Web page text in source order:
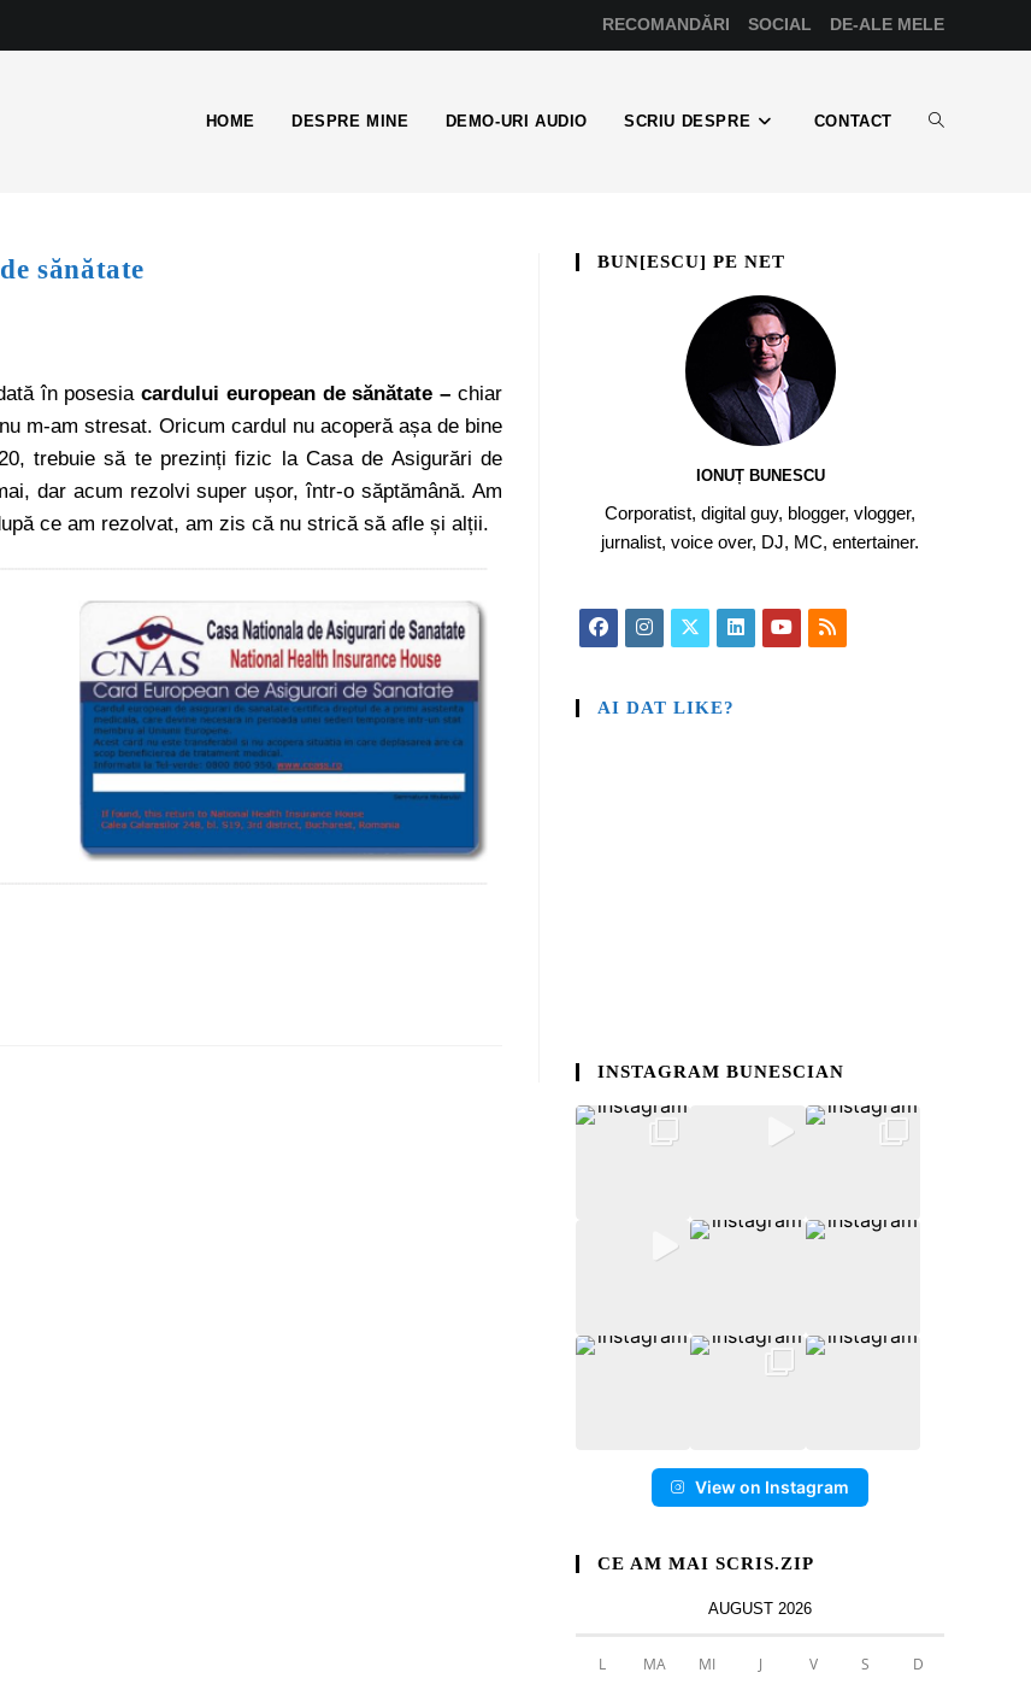
RECOMANDĂRI SOCIAL DE-ALE MELE
HOME DESPRE MINE DEMO-URI AUDIO SCRIU DESPRE CONTACT
sănătate
în posesiacardului european de sănătate –chiar
m-am stresat. Oricum cardul nu acoperă așa de bine
trebuie să te prezinți fizic la Casa de Asigurări de
dar acum rezolvi super ușor, într-o săptămână. Am
ce am rezolvat, am zis că nu strică să afle și alții.
BUN[ESCU] PE NET
IONUȚ BUNESCU
Corporatist, digital guy, blogger, vlogger,
jurnalist, voice over, DJ, MC, entertainer.
AI DAT LIKE?
INSTAGRAM BUNESCIAN
View on Instagram
CE AM MAI SCRIS.ZIP
AUGUST 2026
L MA MI J V S D